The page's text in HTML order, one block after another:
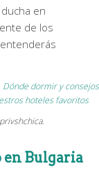
en
de los
Bulgaria